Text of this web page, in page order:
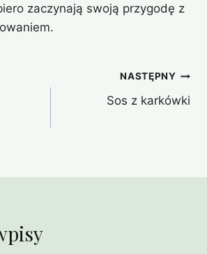
zaczynają swoją przygodę z
NASTĘPNY
Sos z karkówki